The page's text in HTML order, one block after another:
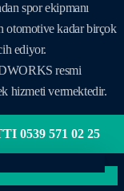
spor ekipmanı
otomotive kadar birçok
ediyor.
resmi
hizmeti vermektedir.
0539 571 02 25